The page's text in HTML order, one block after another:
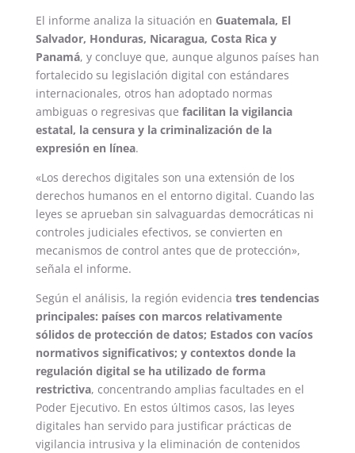
El informe analiza la situación en Guatemala, El
Salvador, Honduras, Nicaragua, Costa Rica y
Panamá, y concluye que, aunque algunos países han
fortalecido su legislación digital con estándares
internacionales, otros han adoptado normas
ambiguas o regresivas que facilitan la vigilancia
estatal, la censura y la criminalización de la
expresión en línea.
«Los derechos digitales son una extensión de los
derechos humanos en el entorno digital. Cuando las
leyes se aprueban sin salvaguardas democráticas ni
controles judiciales efectivos, se convierten en
mecanismos de control antes que de protección»,
señala el informe.
Según el análisis, la región evidencia tres tendencias
principales: países con marcos relativamente
sólidos de protección de datos; Estados con vacíos
normativos significativos; y contextos donde la
regulación digital se ha utilizado de forma
restrictiva, concentrando amplias facultades en el
Poder Ejecutivo. En estos últimos casos, las leyes
digitales han servido para justificar prácticas de
vigilancia intrusiva y la eliminación de contenidos